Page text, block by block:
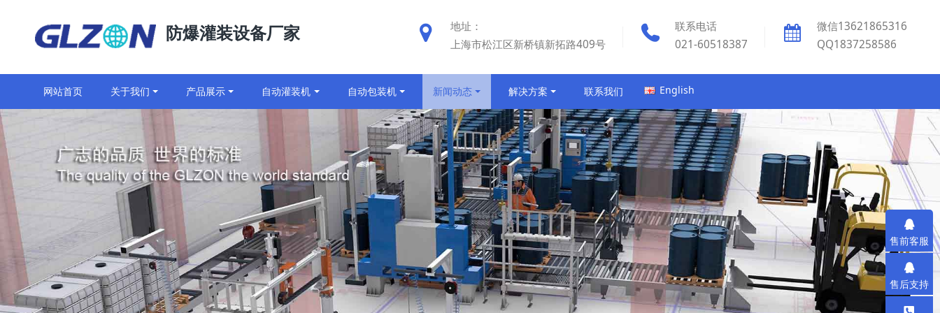
地址：
上海市松江区新桥镇新拓路409号
联系电话
021-60518387
微信13621865316
QQ1837258586
防爆灌装设备厂家
网站首页 关于我们 产品展示 自动灌装机 自动包装机 新闻动态 解决方案 联系我们 English
售前客服
售后支持